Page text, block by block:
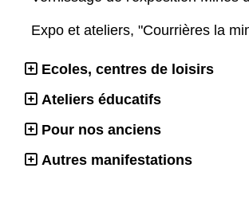
Expo et ateliers, "Courrières la
Ecoles, centres de loisirs
Ateliers éducatifs
Pour nos anciens
Autres manifestations